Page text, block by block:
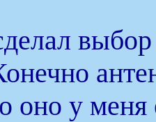
оно у меня